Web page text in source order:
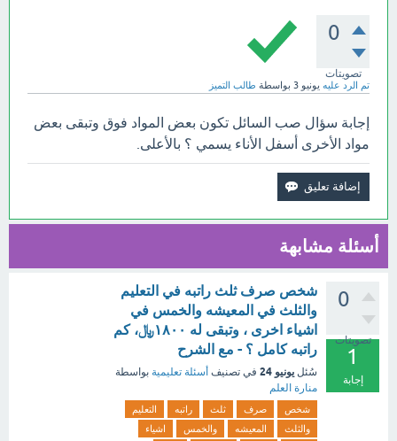
0
تصويتات
تم الرد عليه يونيو 3 بواسطة طالب التميز
إجابة سؤال صب السائل تكون بعض المواد فوق وتبقى بعض
مواد الأخرى أسفل الأناء يسمي ؟ بالأعلى.
أسئلة مشابهة
0
تصويتات
1
إجابة
شخص صرف ثلث راتبه في التعليم
والثلث في المعيشه والخمس في
اشياء اخرى ، وتبقى له ١٨٠٠﷼، كم
راتبه كامل ؟ - مع الشرح
سُئل يونيو 24 في تصنيف أسئلة تعليمية بواسطة
منارة العلم
شخص صرف ثلث راتبه
التعليم
والثلث
المعيشه والخمس
اشياء